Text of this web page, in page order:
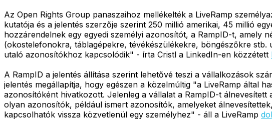
Az Open Rights Group panaszaihoz mellékelték a LiveRamp
kutatója és a jelentés szerzője szerint 250 millió amerikai, 45 millió
hozzárendelnek egy egyedi személyi azonosítót, a RampID-t,
(okostelefonokra, táblagépekre, tévékészülékekre, böngészőkre
utaló azonosítókhoz kapcsolódik" - írta Cristl a LinkedIn-en közzétett
A RampID a jelentés állítása szerint lehetővé teszi a vállalkozások
jelentés megállapítja, hogy egészen a közelmúltig "a LiveRamp által
azonosítóként hivatkozott. Jelenleg a vállalat a RampID-t
olyan azonosítók, például ismert azonosítók, amelyeket
kapcsolhatók vissza közvetlenül egy személyhez" - áll a LiveRamp